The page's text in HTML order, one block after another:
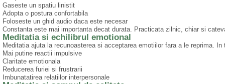
Gaseste un spatiu linistit
Adopta o postura confortabila
Foloseste un ghid audio daca este necesar
Constanta este mai importanta decat durata. Practicata zilnic, chiar si
Meditatia si echilibrul emotional
Meditatia ajuta la recunoasterea si acceptarea emotiilor fara a le reprima.
Mai putine reactii impulsive
Claritate emotionala
Reducerea furiei si frustrarii
Imbunatatirea relatiilor interpersonale